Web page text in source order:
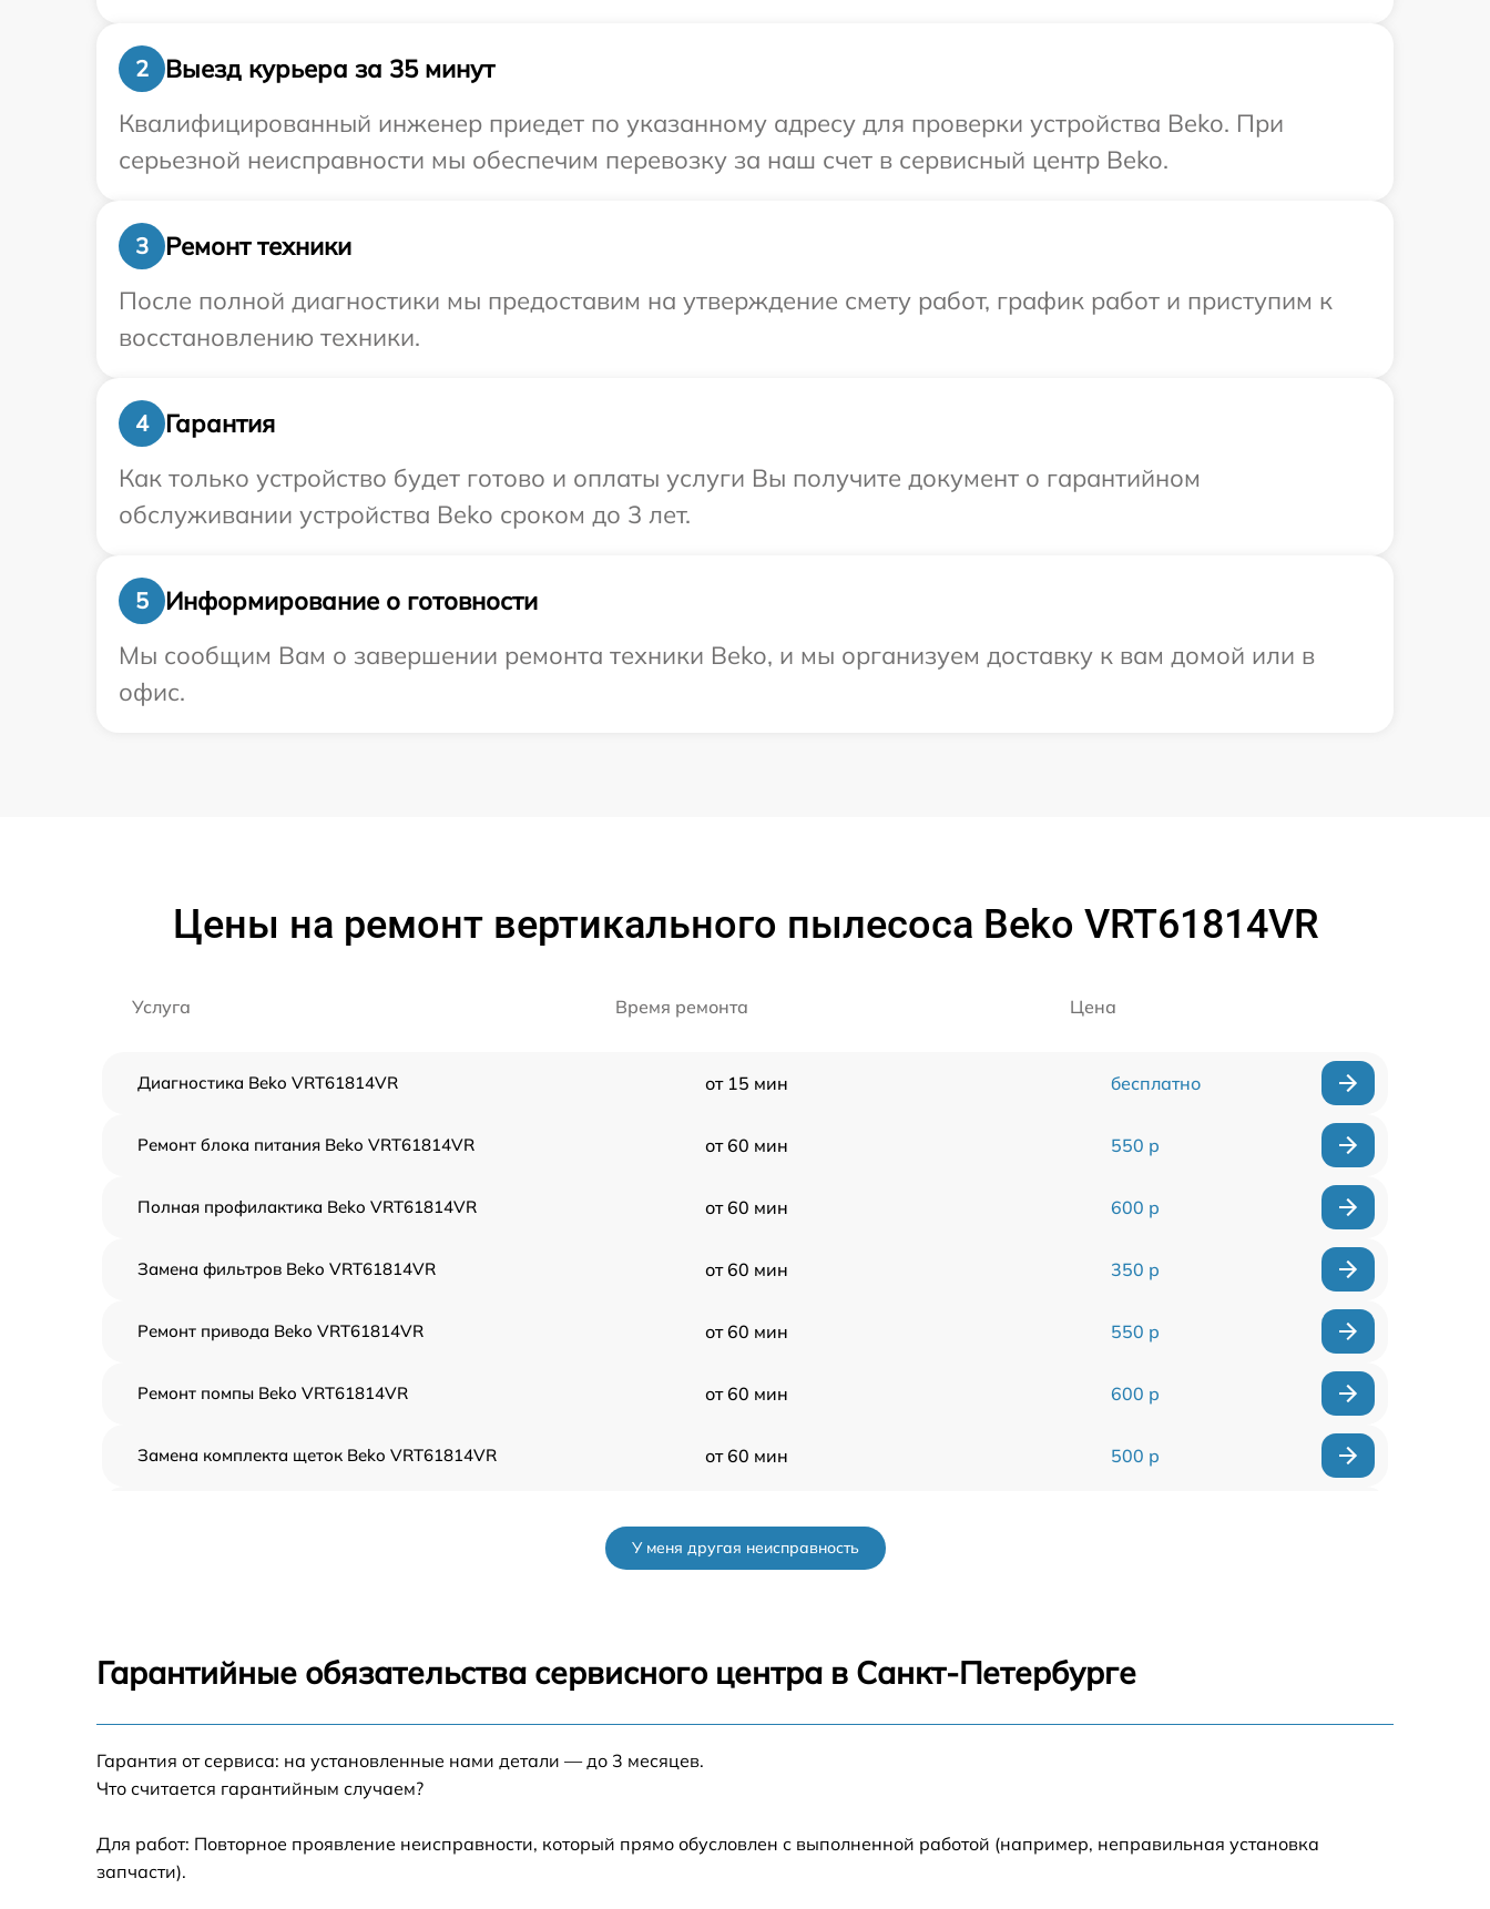
2
Выезд курьера за 35 минут
Квалифицированный инженер приедет по указанному адресу для проверки устройства Beko. При
серьезной неисправности мы обеспечим перевозку за наш счет в сервисный центр Beko.
3
Ремонт техники
После полной диагностики мы предоставим на утверждение смету работ, график работ и приступим к
восстановлению техники.
4
Гарантия
Как только устройство будет готово и оплаты услуги Вы получите документ о гарантийном
обслуживании устройства Beko сроком до 3 лет.
5
Информирование о готовности
Мы сообщим Вам о завершении ремонта техники Beko, и мы организуем доставку к вам домой или в
офис.
Цены на ремонт вертикального пылесоса Beko VRT61814VR
Услуга Время ремонта Цена
Диагностика Beko VRT61814VR от 15 мин бесплатно
Ремонт блока питания Beko VRT61814VR от 60 мин 550 р
Полная профилактика Beko VRT61814VR от 60 мин 600 р
Замена фильтров Beko VRT61814VR от 60 мин 350 р
Ремонт привода Beko VRT61814VR от 60 мин 550 р
Ремонт помпы Beko VRT61814VR от 60 мин 600 р
Замена комплекта щеток Beko VRT61814VR от 60 мин 500 р
Ремонт электродвигателя Beko VRT61814VR
У меня другая неисправность
Гарантийные обязательства сервисного центра в Санкт-Петербурге
Гарантия от сервиса: на установленные нами детали — до 3 месяцев.
Что считается гарантийным случаем?
Для работ: Повторное проявление неисправности, который прямо обусловлен с выполненной работой (например, неправильная установка
запчасти).